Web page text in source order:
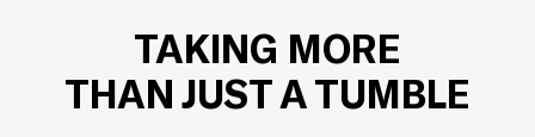
TAKING MORE
THAN JUST A TUMBLE